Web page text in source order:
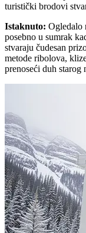
turistički brodovi
Istaknuto: Ogledalo
posebno u sumrak
stvaraju čudesan
metode ribolova,
prenoseći duh starog